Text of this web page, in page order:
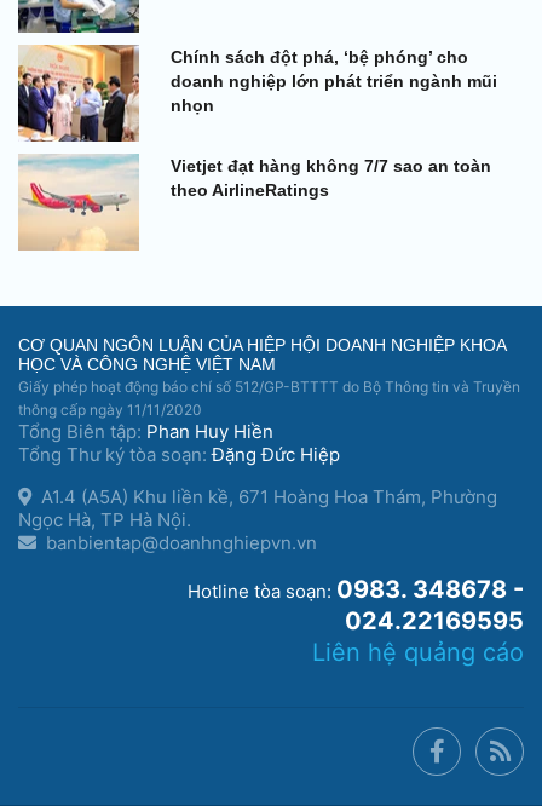
Chính sách đột phá, ‘bệ phóng’ cho
doanh nghiệp lớn phát triển ngành mũi
nhọn
Vietjet đạt hàng không 7/7 sao an toàn
theo AirlineRatings
CƠ QUAN NGÔN LUẬN CỦA HIỆP HỘI DOANH NGHIỆP KHOA
HỌC VÀ CÔNG NGHỆ VIỆT NAM
Giấy phép hoạt động báo chí số 512/GP-BTTTT do Bộ Thông tin và Truyền
thông cấp ngày 11/11/2020
Tổng Biên tập: Phan Huy Hiền
Tổng Thư ký tòa soạn:Đặng Đức Hiệp
A1.4 (A5A) Khu liền kề, 671 Hoàng Hoa Thám, Phường
Ngọc Hà, TP Hà Nội.
banbientap@doanhnghiepvn.vn
Hotline tòa soạn: 0983. 348678 -
024.22169595
Liên hệ quảng cáo